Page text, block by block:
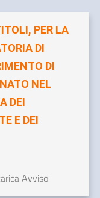
PER LA
DI
DI
NEL
DEI
E DEI
Avviso